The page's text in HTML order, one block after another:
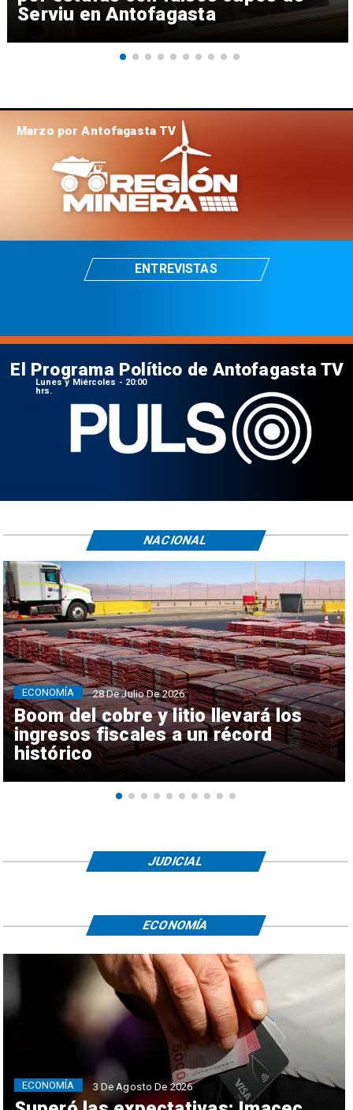
Serviu en Antofagasta
Marzo por Antofagasta TV
ENTREVISTAS
El Programa Político de Antofagasta TV
Lunes y Miércoles - 20:00
hrs.
Boom del cobre y litio llevará los
ingresos fiscales a un récord
histórico
ECONOMÍA 28 De Julio De 2026
NACIONAL
JUDICIAL
ECONOMÍA 3 De Agosto De 2026
ECONOMÍA